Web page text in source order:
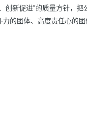
创新促进”的质量方针，
的团体、高度责任心的